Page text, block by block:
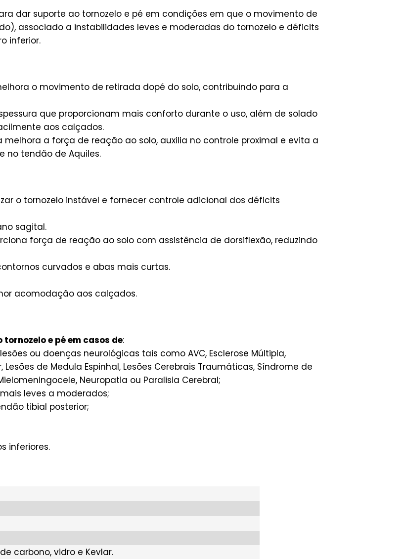
dar suporte ao tornozelo e pé em condições em que o movimento de
associado a instabilidades leves e moderadas do tornozelo e déficits
inferior.
o movimento de retirada dopé do solo, contribuindo para a
que proporcionam mais conforto durante o uso, além de solado
aos calçados.
a força de reação ao solo, auxilia no controle proximal e evita a
no tendão de Aquiles.
o tornozelo instável e fornecer controle adicional dos déficits
sagital.
força de reação ao solo com assistência de dorsiflexão, reduzindo
curvados e abas mais curtas.
acomodação aos calçados.
e pé em casos de:
ou doenças neurológicas tais como AVC, Esclerose Múltipla,
de Medula Espinhal, Lesões Cerebrais Traumáticas, Síndrome de
Neuropatia ou Paralisia Cerebral;
leves a moderados;
tibial posterior;
inferiores.
carbono, vidro e Kevlar.